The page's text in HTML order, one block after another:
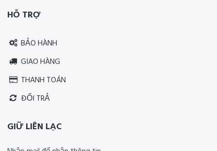
HỖ TRỢ
BẢO HÀNH
GIAO HÀNG
THANH TOÁN
ĐỔI TRẢ
GIỮ LIÊN LẠC